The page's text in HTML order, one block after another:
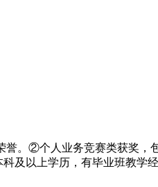
。②个人业务竞赛类获奖，
及以上学历，有毕业班教学